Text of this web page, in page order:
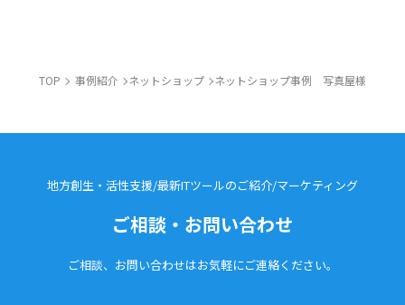
TOP 事例紹介 ネットショップ ネットショップ事例 写真屋様
地方創生・活性支援/最新ITツールのご紹介/マーケティング
ご相談・お問い合わせ
ご相談、お問い合わせはお気軽にご連絡ください。